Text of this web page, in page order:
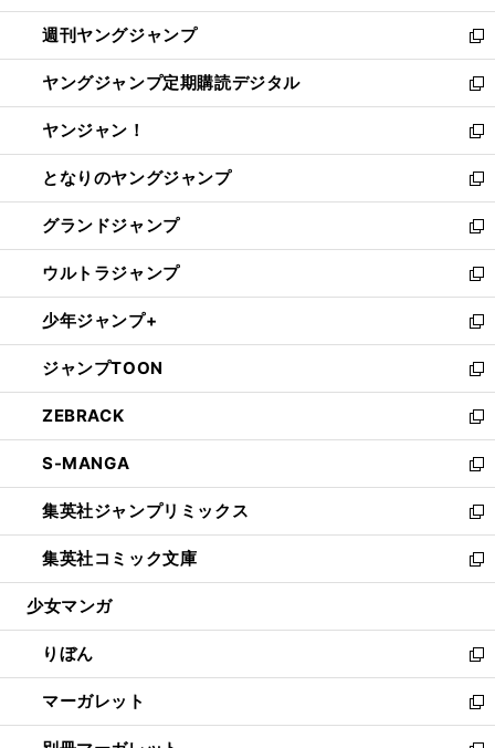
開
く
ウ
で
開
く
ン
ド
ウ
で
開
く
ウ
ィ
ン
ド
ウ
で
開
く
週刊ヤングジャンプ
新
し
い
ウ
ィ
ン
ド
ウ
で
開
く
ヤングジャンプ定期購読デジタル
新
し
い
ウ
ィ
ン
ド
ウ
で
開
く
ヤンジャン！
新
し
い
ウ
ィ
ン
ド
ウ
で
開
く
となりのヤングジャンプ
新
し
い
ウ
ィ
ン
ド
ウ
で
開
く
グランドジャンプ
新
し
い
ウ
ィ
ン
ド
ウ
で
開
く
ウルトラジャンプ
新
し
い
ウ
ィ
ン
ド
ウ
で
開
く
少年ジャンプ+
新
し
い
ウ
ィ
ン
ド
ウ
で
開
く
ジャンプTOON
新
し
い
ウ
ィ
ン
ド
ウ
で
開
ZEBRACK
新
し
い
ウ
ィ
ン
ド
ウ
開
く
S-MANGA
新
し
い
ウ
ィ
ン
ウ
で
開
く
集英社ジャンプリミックス
新
し
い
ウ
ン
ド
ウ
で
開
集英社コミック文庫
新
し
ウ
ィ
ン
ド
ウ
少女マンガ
りぼん
新
し
い
ウ
マーガレット
新
し